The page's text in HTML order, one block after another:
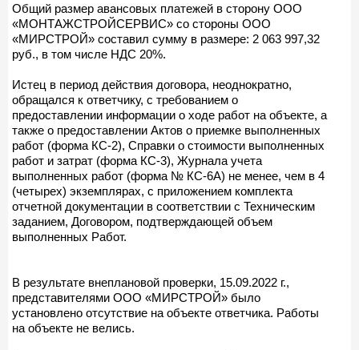
Общий размер авансовых платежей в сторону ООО
«МОНТАЖСТРОЙСЕРВИС» со стороны ООО
«МИРСТРОЙ» составил сумму в размере: 2 063 997,32
руб., в том числе НДС 20%.
Истец в период действия договора, неоднократно,
обращался к ответчику, с требованием о
предоставлении информации о ходе работ на объекте, а
также о предоставлении Актов о приемке выполненных
работ (форма КС-2), Справки о стоимости выполненных
работ и затрат (форма КС-3), Журнала учета
выполненных работ (форма № КС-6А) не менее, чем в 4
(четырех) экземплярах, с приложением комплекта
отчетной документации в соответствии с Техническим
заданием, Договором, подтверждающей объем
выполненных Работ.
В результате внеплановой проверки, 15.09.2022 г.,
представителями ООО «МИРСТРОЙ» было
установлено отсутствие на объекте ответчика. Работы
на объекте не велись.